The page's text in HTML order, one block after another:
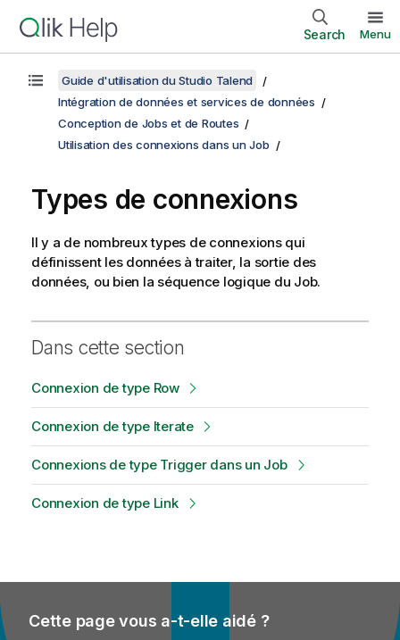
Search Menu
Guide d'utilisation du Studio Talend
Intégration de données et services de données
Conception de Jobs et de Routes
Utilisation des connexions dans un Job
Types de connexions
Il y a de nombreux types de connexions qui
définissent les données à traiter, la sortie des
données, ou bien la séquence logique du Job.
Dans cette section
Connexion de type Row
Connexion de type Iterate
Connexions de type Trigger dans un Job
Connexion de type Link
Cette page vous a-t-elle aidé ?